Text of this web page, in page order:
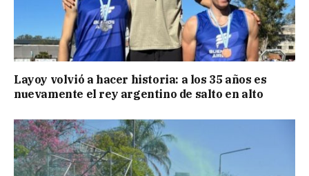
Layoy volvió a hacer historia: a los 35 años es
nuevamente el rey argentino de salto en alto